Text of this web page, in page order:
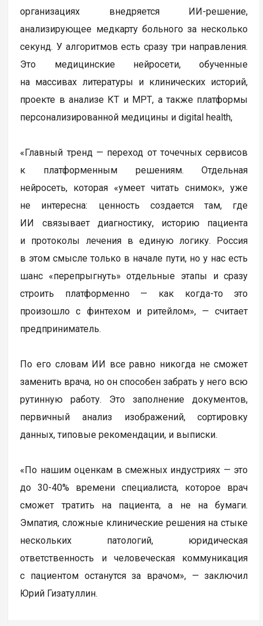
организациях внедряется ИИ-решение,
анализирующее медкарту больного за несколько
секунд. У алгоритмов есть сразу три направления.
Это медицинские нейросети, обученные
на массивах литературы и клинических историй,
проекте в анализе КТ и МРТ, а также платформы
персонализированной медицины и digital health,
«Главный тренд — переход от точечных сервисов
к платформенным решениям. Отдельная
нейросеть, которая «умеет читать снимок», уже
не интересна: ценность создается там, где
ИИ связывает диагностику, историю пациента
и протоколы лечения в единую логику. Россия
в этом смысле только в начале пути, но у нас есть
шанс «перепрыгнуть» отдельные этапы и сразу
строить платформенно — как когда-то это
произошло с финтехом и ритейлом», — считает
предприниматель.
По его словам ИИ все равно никогда не сможет
заменить врача, но он способен забрать у него всю
рутинную работу. Это заполнение документов,
первичный анализ изображений, сортировку
данных, типовые рекомендации, и выписки.
«По нашим оценкам в смежных индустриях — это
до 30-40% времени специалиста, которое врач
сможет тратить на пациента, а не на бумаги.
Эмпатия, сложные клинические решения на стыке
нескольких патологий, юридическая
ответственность и человеческая коммуникация
с пациентом останутся за врачом», — заключил
Юрий Гизатуллин.